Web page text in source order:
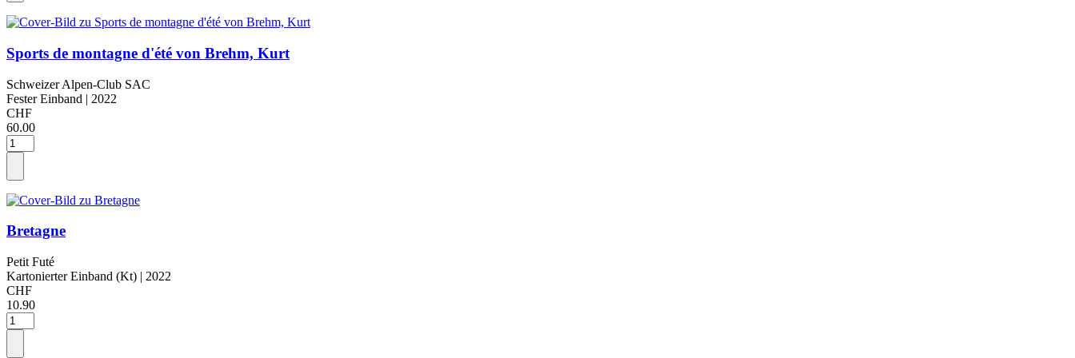
Sports de montagne d'été von Brehm, Kurt
Schweizer Alpen-Club SAC
Fester Einband | 2022
CHF
60.00
Bretagne
Petit Futé
Kartonierter Einband (Kt) | 2022
CHF
10.90